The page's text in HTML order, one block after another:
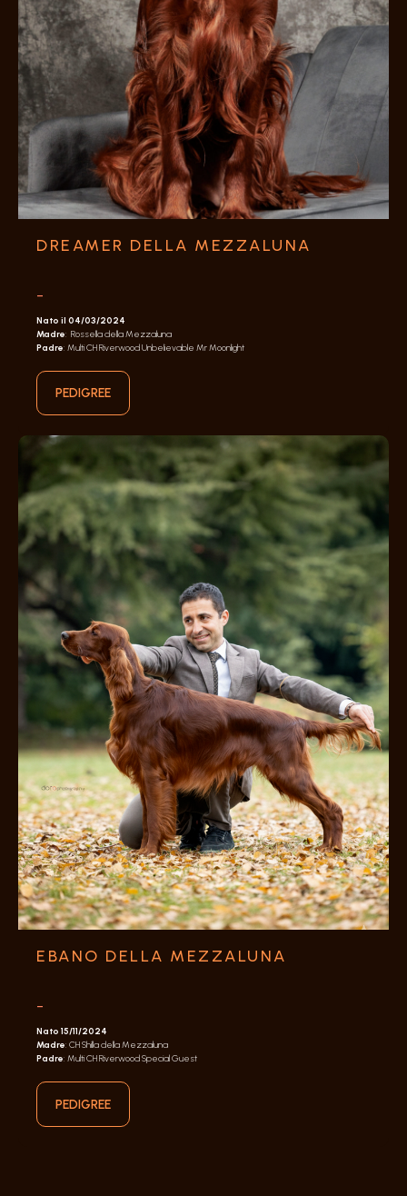
DREAMER DELLA MEZZALUNA
-
Nato il 04/03/2024
Madre: Rossella della Mezzaluna
Padre: Multi CH Riverwood Unbelievable Mr Moonlight
PEDIGREE
EBANO DELLA MEZZALUNA
-
Nato 15/11/2024
Madre: CH Shilla della Mezzaluna
Padre: Multi CH Riverwood Special Guest
PEDIGREE